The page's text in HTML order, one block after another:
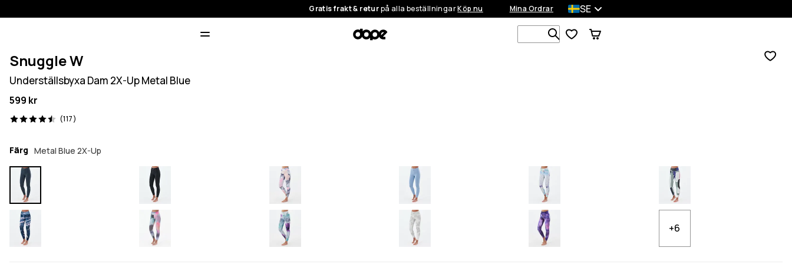
Gratis frakt & returpå alla beställningarKöp nu Mina Ordrar SE
Sök bland 1 000+ produkter
Snuggle W
Underställsbyxa Dam 2X-Up Metal Blue
599 kr
(117)
117 recensioner, 4.5/5
Färg Metal Blue 2X-Up
+6